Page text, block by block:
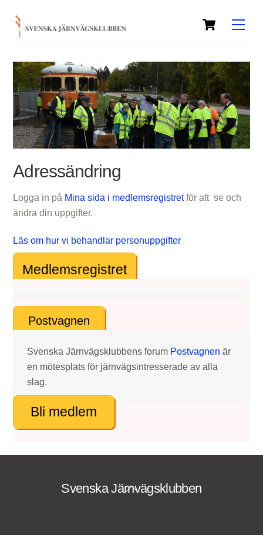
content
Cart
Adressändring
Logga in på Mina sida i medlemsregistretför att se och
ändra din uppgifter.
Läs om hur vi behandlar personuppgifter
Medlemsregistret
Postvagnen
Svenska Järnvägsklubbens forum Postvagnen är
en mötesplats för järnvägsintresserade av alla
slag.
Bli medlem
Back
Svenska Järnvägsklubben